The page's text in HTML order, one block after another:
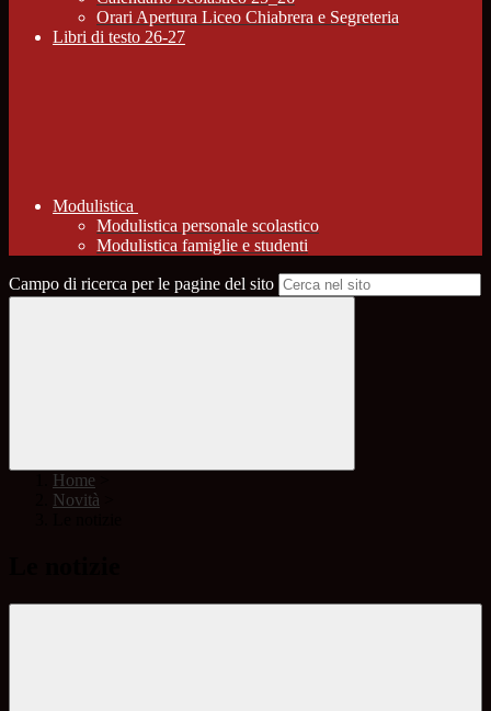
Orari Apertura Liceo Chiabrera e Segreteria
Libri di testo 26-27
Modulistica
Modulistica personale scolastico
Modulistica famiglie e studenti
Campo di ricerca per le pagine del sito
Home
Novità